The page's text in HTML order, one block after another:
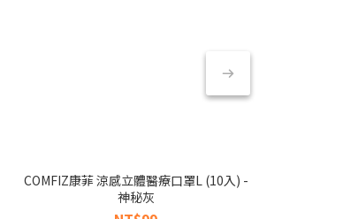
COMFIZ康菲 涼感立體醫療口罩L (10入) -
神秘灰